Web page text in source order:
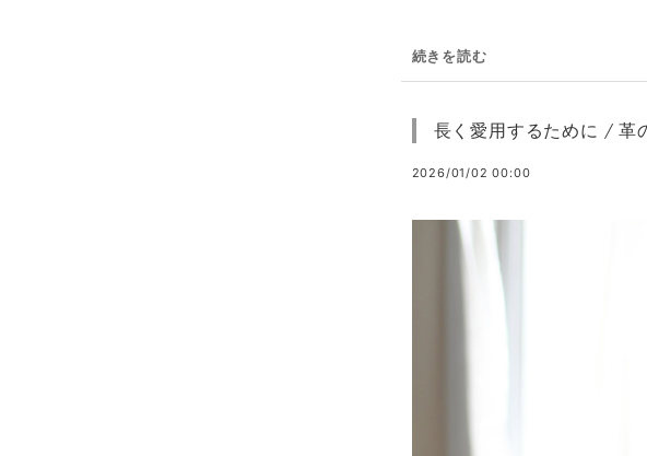
続きを読む
長く愛用するために / 革
2026/01/02 00:00